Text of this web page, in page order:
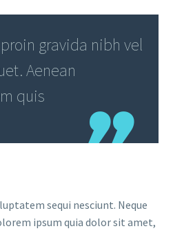
gravida nibh vel
Aenean
quis
sequi nesciunt. Neque
ipsum quia dolor sit amet,